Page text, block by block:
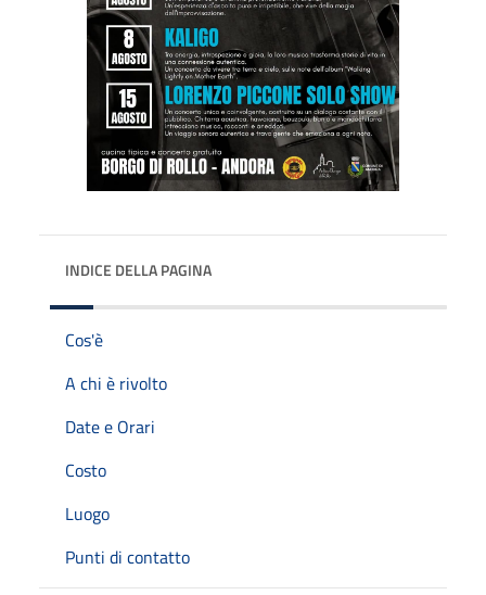
INDICE DELLA PAGINA
Cos'è
A chi è rivolto
Date e Orari
Costo
Luogo
Punti di contatto